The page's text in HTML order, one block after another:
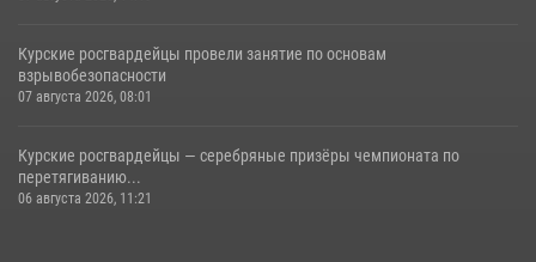
Курские росгвардейцы провели занятие по основам
взрывобезопасности
07 августа 2026, 08:01
Курские росгвардейцы — серебряные призёры чемпионата по
перетягиванию...
06 августа 2026, 11:21